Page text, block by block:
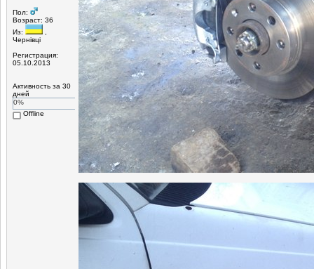
Пол:
Возраст: 36
Из:
Чернівці
Регистрация:
05.10.2013
Активность за 30
дней
0%
Offline